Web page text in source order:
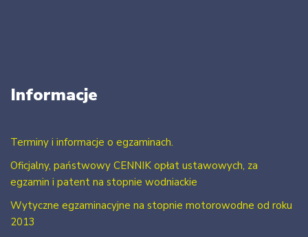
Informacje
Terminy i informacje o egzaminach.
Oficjalny, państwowy CENNIK opłat ustawowych, za
egzamin i patent na stopnie wodniackie
Wytyczne egzaminacyjne na stopnie motorowodne od roku
2013